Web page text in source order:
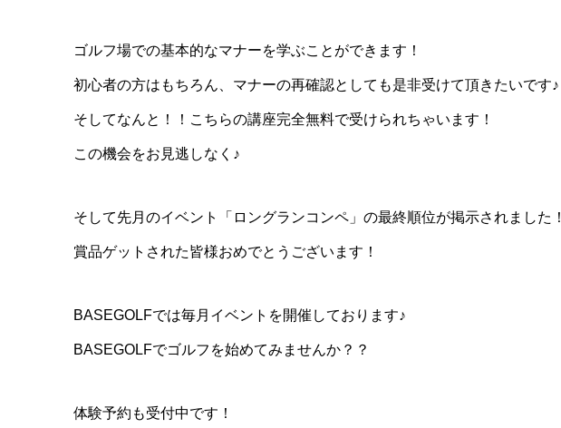
ゴルフ場での基本的なマナーを学ぶことができます！
初心者の方はもちろん、マナーの再確認としても是非受けて頂きたいです♪
そしてなんと！！こちらの講座完全無料で受けられちゃいます！
この機会をお見逃しなく♪
そして先月のイベント「ロングランコンペ」の最終順位が掲示されました！
賞品ゲットされた皆様おめでとうございます！
BASEGOLFでは毎月イベントを開催しております♪
BASEGOLFでゴルフを始めてみませんか？？
体験予約も受付中です！